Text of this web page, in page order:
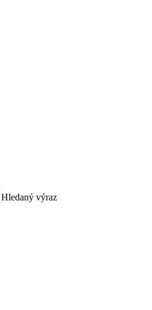
Hledaný výraz